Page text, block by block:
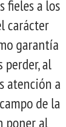
fieles a los
carácter
garantía
perder, al
atención a
de la
poner al